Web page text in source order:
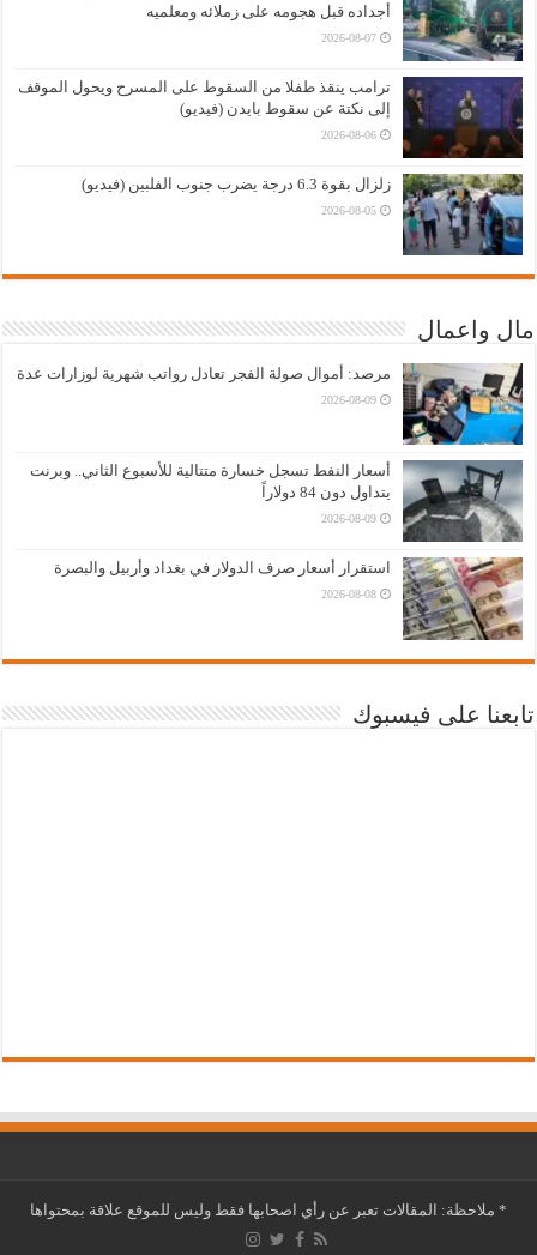
أجداده قبل هجومه على زملائه ومعلميه
2026-08-07
ترامب ينقذ طفلا من السقوط على المسرح ويحول الموقف
إلى نكتة عن سقوط بايدن (فيديو)
2026-08-06
زلزال بقوة 6.3 درجة يضرب جنوب الفلبين (فيديو)
2026-08-05
مال واعمال
مرصد: أموال صولة الفجر تعادل رواتب شهرية لوزارات عدة
2026-08-09
أسعار النفط تسجل خسارة متتالية للأسبوع الثاني.. وبرنت
يتداول دون 84 دولاراً
2026-08-09
استقرار أسعار صرف الدولار في بغداد وأربيل والبصرة
2026-08-08
تابعنا على فيسبوك
* ملاحظة: المقالات تعبر عن رأي اصحابها فقط وليس للموقع علاقة بمحتواها